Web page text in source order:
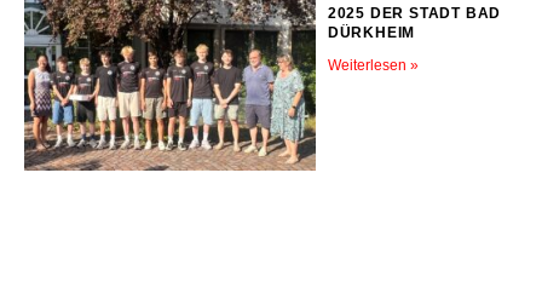
2025 DER STADT BAD
DÜRKHEIM
Weiterlesen »